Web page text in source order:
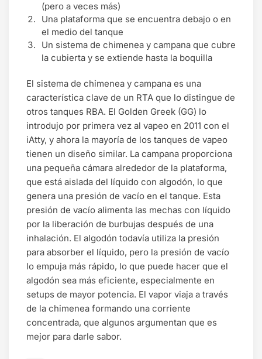
(pero a veces más)
Una plataforma que se encuentra debajo o en
el medio del tanque
Un sistema de chimenea y campana que cubre
la cubierta y se extiende hasta la boquilla
El sistema de chimenea y campana es una
característica clave de un RTA que lo distingue de
otros tanques RBA. El Golden Greek (GG) lo
introdujo por primera vez al vapeo en 2011 con el
iAtty, y ahora la mayoría de los tanques de vapeo
tienen un diseño similar. La campana proporciona
una pequeña cámara alrededor de la plataforma,
que está aislada del líquido con algodón, lo que
genera una presión de vacío en el tanque. Esta
presión de vacío alimenta las mechas con líquido
por la liberación de burbujas después de una
inhalación. El algodón todavía utiliza la presión
para absorber el líquido, pero la presión de vacío
lo empuja más rápido, lo que puede hacer que el
algodón sea más eficiente, especialmente en
setups de mayor potencia. El vapor viaja a través
de la chimenea formando una corriente
concentrada, que algunos argumentan que es
mejor para darle sabor.